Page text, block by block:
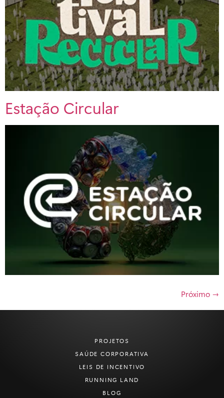
Estação Circular
Próximo →
PROJETOS
SAÚDE CORPORATIVA
LEIS DE INCENTIVO
RUNNING LAND
BLOG